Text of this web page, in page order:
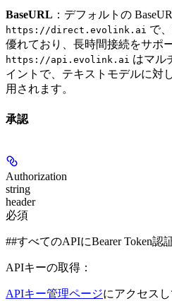
BaseURL ：デフォルトの
https://direct.evolink.ai で
優れており、長時間接続をサポ
https://api.evolink.ai はマル
イントで、テキストモデルに対
用されます。
承認
Authorization
string
header
必須
##すべてのAPIにBearer Token認
APIキーの取得：
APIキー管理ページにアクセス